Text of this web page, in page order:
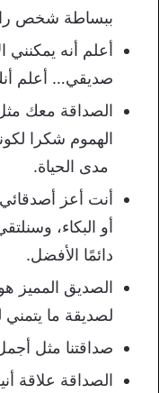
ببساطة شخص
أعلم أنه يمكنني
صديقي… أعلم
الصداقة معك
الهموم شكرا
مدى الحياة.
أنت أعز
أو البكاء،
دائمًا الأفضل.
الصديق المميز
لصديقة ما يتمني
صداقتنا مثل
الصداقة علاقة